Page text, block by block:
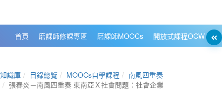
首頁 磨課師修課專區 磨課師MOOCs 開放式課程OCW
知識庫 目錄總覽 MOOCs自學課程
南風四重奏
張春炎－南風四重奏 東南亞Ｘ社會問題：社會企業